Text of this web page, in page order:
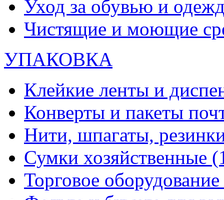
Уход за обувью и
Чистящие и моющие
УПАКОВКА
Клейкие ленты и
Конверты и пакеты
Нити, шпагаты,
Сумки хозяйственные
Торговое оборудование